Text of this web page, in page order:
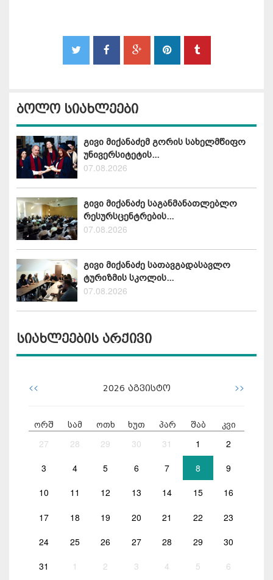
ბოლო სიახლეები
გივი მიქანაძემ გორის სახელმწიფო
უნივერსიტეტის...
07.08.2026
გივი მიქანაძე საგანმანათლებლო
რესურსცენტრების...
07.08.2026
გივი მიქანაძე სათავგადასავლო
ტურიზმის სკოლის...
07.08.2026
სიახლეების არქივი
<< 2026 აგვისტო >>
ორშ სამ ოთხ ხუთ პარ შაბ კვი
27 28 29 30 31 1 2
3 4 5 6 7 8 9
10 11 12 13 14 15 16
17 18 19 20 21 22 23
24 25 26 27 28 29 30
31 1 2 3 4 5 6